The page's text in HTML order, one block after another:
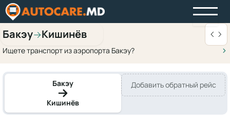
Бакэу→Кишинёв
Ищете транспорт из аэропорта Бакэу?
Бакэу
Кишинёв
Добавить обратный рейс